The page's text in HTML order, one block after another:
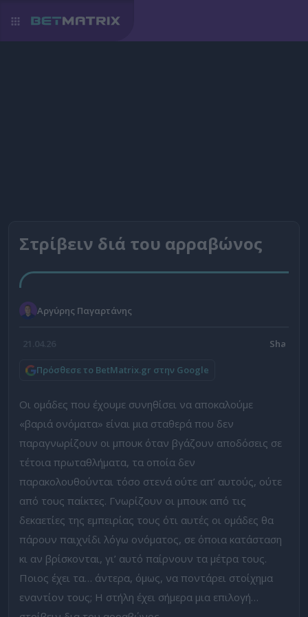
Στρίβειν διά του αρραβώνος
Αργύρης Παγαρτάνης
21.04.26
Πρόσθεσε το BetMatrix.gr στην Google
Οι ομάδες που έχουμε συνηθίσει να αποκαλούμε
«βαριά ονόματα» είναι μια σταθερά που δεν
παραγνωρίζουν οι μπουκ όταν βγάζουν αποδόσεις σε
τέτοια πρωταθλήματα, τα οποία δεν
παρακολουθούνται τόσο στενά ούτε απ’ αυτούς, ούτε
από τους παίκτες. Γνωρίζουν οι μπουκ από τις
δεκαετίες της εμπειρίας τους ότι αυτές οι ομάδες θα
πάρουν παιχνίδι λόγω ονόματος, σε όποια κατάσταση
κι αν βρίσκονται, γι’ αυτό παίρνουν τα μέτρα τους.
Ποιος έχει τα… άντερα, όμως, να ποντάρει στοίχημα
εναντίον τους; Η στήλη έχει σήμερα μια επιλογή…